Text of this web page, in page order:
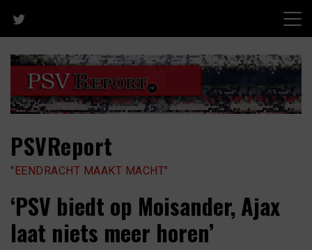
content
PSVReport
"EENDRACHT MAAKT MACHT"
‘PSV biedt op Moisander, Ajax
laat niets meer horen’